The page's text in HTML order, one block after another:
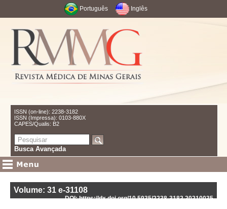
Português Inglês
ISSN (on-line): 2238-3182
ISSN (Impressa): 0103-880X
CAPES/Qualis: B2
Busca Avançada
Volume: 31 e-31108
DOI: https://dx.doi.org/10.5935/2238-3182.20210035